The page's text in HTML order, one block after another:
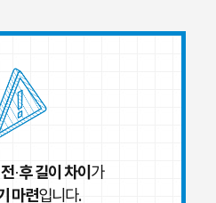
·후 길이 차이 가
마련입니다.